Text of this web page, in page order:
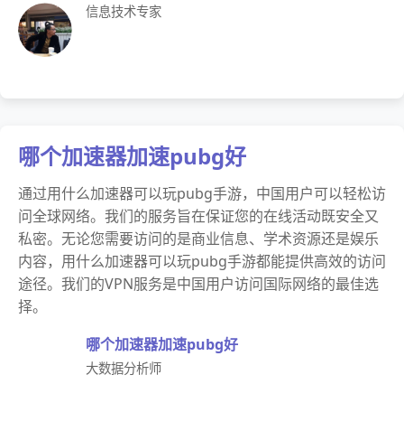
信息技术专家
哪个加速器加速pubg好
通过用什么加速器可以玩pubg手游，中国用户可以轻松访
问全球网络。我们的服务旨在保证您的在线活动既安全又
私密。无论您需要访问的是商业信息、学术资源还是娱乐
内容，用什么加速器可以玩pubg手游都能提供高效的访问
途径。我们的VPN服务是中国用户访问国际网络的最佳选
择。
哪个加速器加速pubg好
大数据分析师